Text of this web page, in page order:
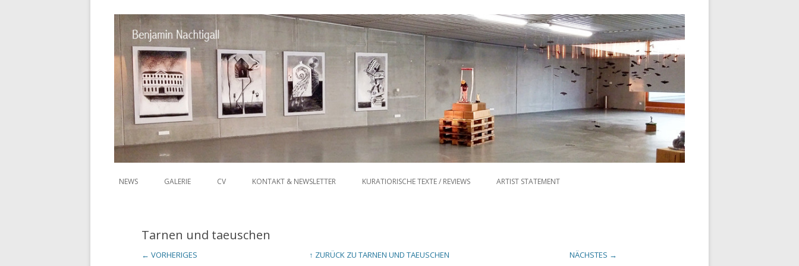
Benjamin
NEWS GALERIE CV KONTAKT & NEWSLETTER KURATIORISCHE TEXTE / REVIEWS ARTIST STATEMENT
Tarnen und taeuschen
← VORHERIGES NÄCHSTES →
↑ ZURÜCK ZU TARNEN UND TAEUSCHEN